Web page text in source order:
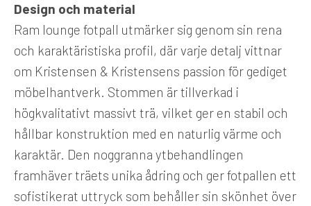
Design och material
Ram lounge fotpall utmärker sig genom sin rena
och karaktäristiska profil, där varje detalj vittnar
om Kristensen & Kristensens passion för gediget
möbelhantverk. Stommen är tillverkad i
högkvalitativt massivt trä, vilket ger en stabil och
hållbar konstruktion med en naturlig värme och
karaktär. Den noggranna ytbehandlingen
framhäver träets unika ådring och ger fotpallen ett
sofistikerat uttryck som behåller sin skönhet över